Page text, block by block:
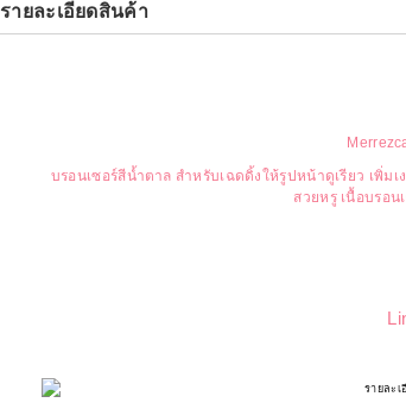
รายละเอียดสินค้า
บรอนเซอร์สีน้ำตาล สำหรับเฉดดิ้งให้รูปหน้าดูเรียว เพิ่
สวยหรู เนื้อบรอน